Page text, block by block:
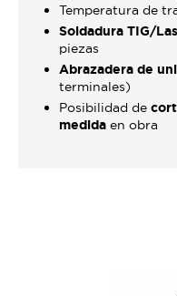
Temperatura de
Soldadura TIG/
piezas
Abrazadera de
terminales)
Posibilidad de
medida en obra